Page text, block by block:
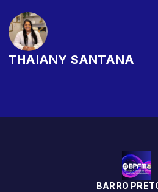
THAIANY SANTANA
BARRO